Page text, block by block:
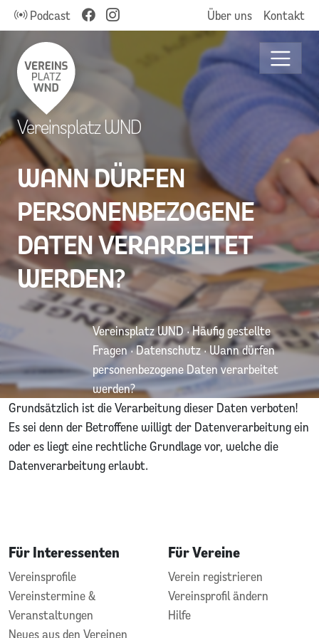
Podcast Über uns Kontakt
WANN DÜRFEN
PERSONENBEZOGENE
DATEN VERARBEITET
WERDEN?
Vereinsplatz WND
Vereinsplatz WND·Häufig gestellte
Fragen·Datenschutz·Wann dürfen
personenbezogene Daten verarbeitet
werden?
Grundsätzlich ist die Verarbeitung dieser Daten verboten!
Es sei denn der Betroffene willigt der Datenverarbeitung ein
oder es liegt eine rechtliche Grundlage vor, welche die
Datenverarbeitung erlaubt.
Für Interessenten
Vereinsprofile
Vereinstermine &
Veranstaltungen
Neues aus den Vereinen
Für Vereine
Verein registrieren
Vereinsprofil ändern
Hilfe